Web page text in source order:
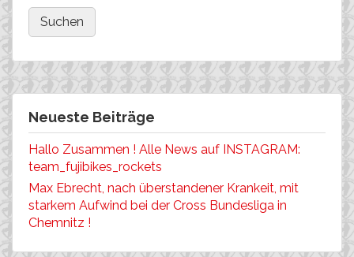
Neueste Beiträge
Hallo Zusammen ! Alle News auf INSTAGRAM:
team_fujibikes_rockets
Max Ebrecht, nach überstandener Krankeit, mit
starkem Aufwind bei der Cross Bundesliga in
Chemnitz !